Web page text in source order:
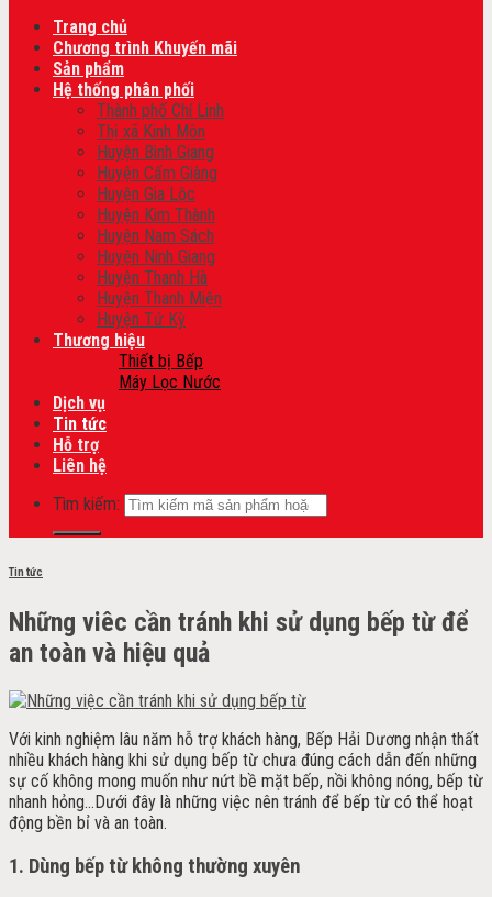
Trang chủ
Chương trình Khuyến mãi
Sản phẩm
Hệ thống phân phối
Thành phố Chí Linh
Thị xã Kinh Môn
Huyện Bình Giang
Huyện Cẩm Giàng
Huyện Gia Lộc
Huyện Kim Thành
Huyện Nam Sách
Huyện Ninh Giang
Huyện Thanh Hà
Huyện Thanh Miện
Huyện Tứ Kỳ
Thương hiệu
Thiết bị Bếp
Máy Lọc Nước
Dịch vụ
Tin tức
Hỗ trợ
Liên hệ
Tìm kiếm:
Tin tức
Những viêc cần tránh khi sử dụng bếp từ để
an toàn và hiệu quả
Với kinh nghiệm lâu năm hỗ trợ khách hàng, Bếp Hải Dương nhận thất
nhiều khách hàng khi sử dụng bếp từ chưa đúng cách dẫn đến những
sự cố không mong muốn như nứt bề mặt bếp, nồi không nóng, bếp từ
nhanh hỏng…Dưới đây là những việc nên tránh để bếp từ có thể hoạt
động bền bỉ và an toàn.
1. Dùng bếp từ không thường xuyên